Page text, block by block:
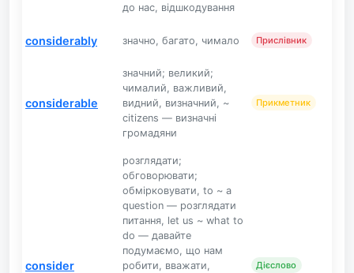
до нас, відшкодування
considerably значно, багато, чимало Прислівник
considerable
значний; великий;
чималий, важливий,
видний, визначний, ~
citizens — визначні
громадяни
Прикметник
consider
розглядати;
обговорювати;
обмірковувати, to ~ a
question — розглядати
питання, let us ~ what to
do — давайте
подумаємо, що нам
робити, вважати,
Дієслово